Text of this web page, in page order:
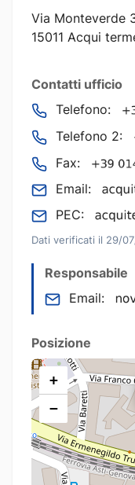
Via Monteverde
15011 Acqui
Contatti ufficio
Telefono:
Telefono 2:
Fax:
Email:
PEC:
Dati verificati il 29/
Responsabile
Email:
Posizione
+
−